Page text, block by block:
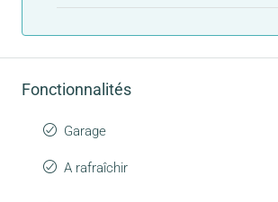
Fonctionnalités
Garage
A rafraîchir